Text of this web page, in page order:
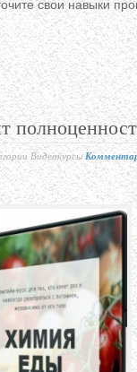
свои навыки
Видеокурсы